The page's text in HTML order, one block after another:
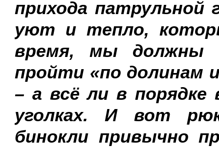
прихода патрульной
уют и тепло,
время, мы должны
пройти «по долинам
– а всё ли в порядке
уголках. И вот
бинокли привычно